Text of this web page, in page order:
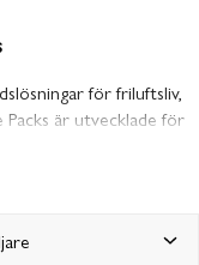
för friluftsliv,
är utvecklade för
fysiskt krävande
och designade för